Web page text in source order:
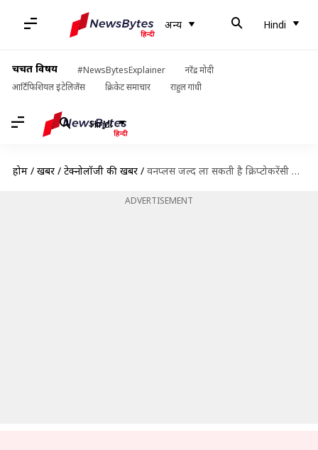
अन्य Hindi
चर्चित विषय #NewsBytesExplainer
नरेंद्र मोदी
आर्टिफिशियल इंटेलिजेंस
क्रिकेट समाचार राहुल गांधी
Hindi
होम / खबरें / टेक्नोलॉजी की खबरें / वनप्लस जल्द ला सकती है क्रिप्टोकरेंसी वॉलेट, सर्वे में मिले संकेत
ADVERTISEMENT